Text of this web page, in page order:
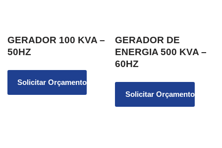
GERADOR 100 KVA –
50HZ
Solicitar Orçamento
GERADOR DE
ENERGIA 500 KVA –
60HZ
Solicitar Orçamento